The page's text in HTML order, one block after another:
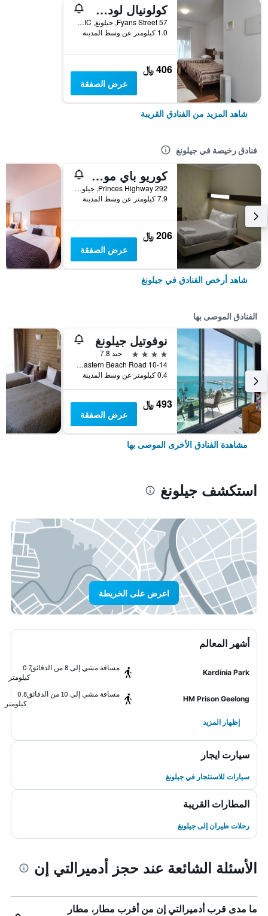
كولونيال لودج موتيل جيلونغ
57 Fyans Street, جيلونغ, VIC, أستراليا
1.0 كيلومتر عن وسط المدينة
406 ﷼
عرض الصفقة
شاهد المزيد من الفنادق القريبة
فنادق رخيصة في جيلونغ
كوريو باي موتيل
292 Princes Highway, جيلونغ, VIC, أستراليا
7.9 كيلومتر عن وسط المدينة
206 ﷼
عرض الصفقة
شاهد أرخص الفنادق في جيلونغ
الفنادق الموصى بها
نوفوتيل جيلونغ
4 نجوم
جيد 7.8
10-14 Eastern Beach Road, جيلونغ, VIC, أستراليا
0.4 كيلومتر عن وسط المدينة
493 ﷼
عرض الصفقة
مشاهدة الفنادق الأخرى الموصى بها
استكشف جيلونغ
اعرض على الخريطة
أشهر المعالم
Kardinia Park
مسافة مشي إلى 8 من الدقائق
0.7
كيلومتر
HM Prison Geelong
مسافة مشي إلى 10 من الدقائق
0.8
كيلومتر
إظهار المزيد
سيارت ايجار
سيارات للاستئجار في جيلونغ
المطارات القريبة
رحلات طيران إلى جيلونغ
الأسئلة الشائعة عند حجز أدميرالتي إن
ما مدى قرب أدميرالتي إن من أقرب مطار، مطار